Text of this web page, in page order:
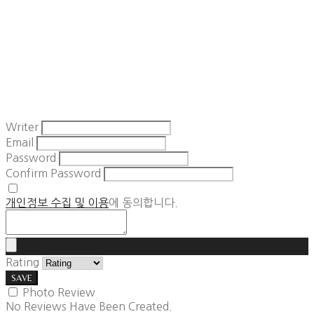
Writer
Email
Password
Confirm Password
개인정보 수집 및 이용에 동의합니다.
Rating
SAVE
Photo Review
No Reviews Have Been Created.